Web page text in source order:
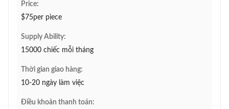
Price:
$75per piece
Supply Ability:
15000 chiếc mỗi tháng
Thời gian giao hàng:
10-20 ngày làm việc
Điều khoản thanh toán: